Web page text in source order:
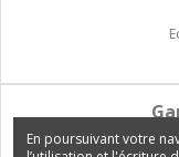
Vous disposez de
En poursuivant votre